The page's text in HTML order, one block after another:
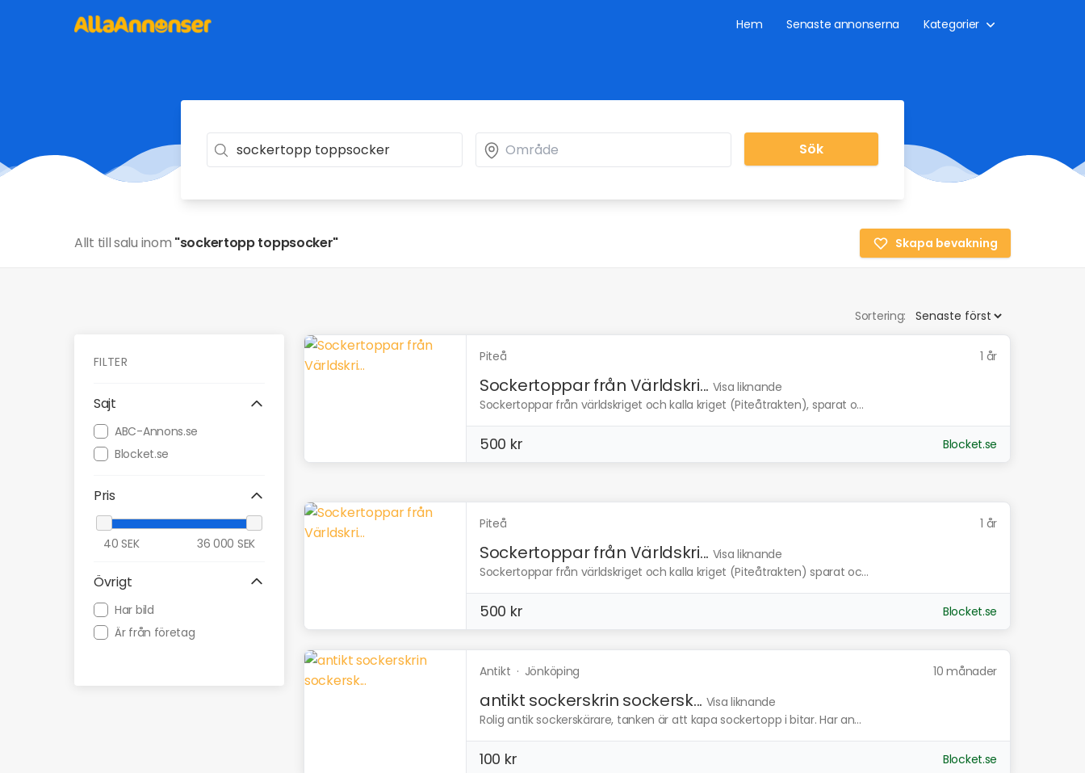
Hem Senaste annonserna Kategorier
Sök
Allt till salu inom "sockertopp toppsocker" Skapa bevakning
Sortering:
FILTER
Sajt
ABC-Annons.se
Blocket.se
Pris
40 SEK 36 000 SEK
Övrigt
Har bild
Är från företag
Piteå 1 år
Sockertoppar från Världskri... Visa liknande
Sockertoppar från världskriget och kalla kriget (Piteåtrakten), sparat o...
500 kr Blocket.se
Piteå 1 år
Sockertoppar från Världskri... Visa liknande
Sockertoppar från världskriget och kalla kriget (Piteåtrakten) sparat oc...
500 kr Blocket.se
Antikt · Jönköping 10 månader
antikt sockerskrin sockersk... Visa liknande
Rolig antik sockerskärare, tanken är att kapa sockertopp i bitar. Har an...
100 kr Blocket.se